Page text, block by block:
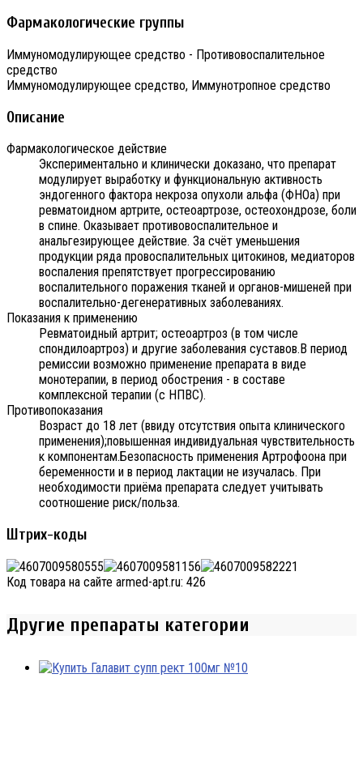
Фармакологические группы
Иммуномодулирующее средство - Противовоспалительное
средство
Иммуномодулирующее средство, Иммунотропное средство
Описание
Фармакологическое действие
Экспериментально и клинически доказано, что препарат
модулирует выработку и функциональную активность
эндогенного фактора некроза опухоли альфа (ФНОa) при
ревматоидном артрите, остеоартрозе, остеохондрозе, боли
в спине. Оказывает противовоспалительное и
анальгезирующее действие. За счёт уменьшения
продукции ряда провоспалительных цитокинов, медиаторов
воспаления препятствует прогрессированию
воспалительного поражения тканей и органов-мишеней при
воспалительно-дегенеративных заболеваниях.
Показания к применению
Ревматоидный артрит; остеоартроз (в том числе
спондилоартроз) и другие заболевания суставов.В период
ремиссии возможно применение препарата в виде
монотерапии, в период обострения - в составе
комплексной терапии (с НПВС).
Противопоказания
Возраст до 18 лет (ввиду отсутствия опыта клинического
применения);повышенная индивидуальная чувствительность
к компонентам.Безопасность применения Артрофоона при
беременности и в период лактации не изучалась. При
необходимости приёма препарата следует учитывать
соотношение риск/польза.
Штрих-коды
Код товара на сайте armed-apt.ru: 426
Другие препараты категории